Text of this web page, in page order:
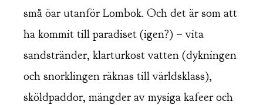
små öar utanför Lombok. Och det är som att
ha kommit till paradiset (igen?) – vita
sandstränder, klarturkost vatten (dykningen
och snorklingen räknas till världsklass),
sköldpaddor, mängder av mysiga kafeer och